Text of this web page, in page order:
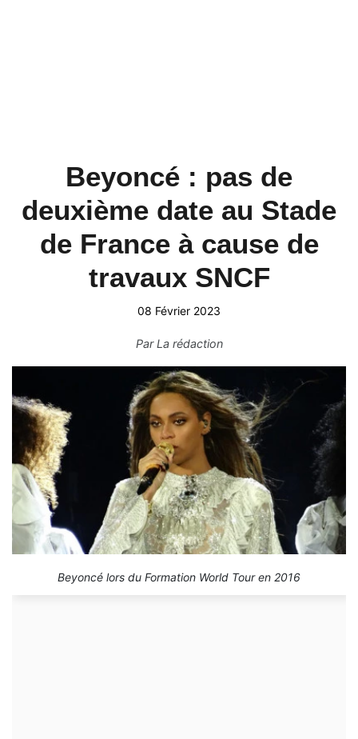
Beyoncé : pas de
deuxième date au Stade
de France à cause de
travaux SNCF
08 Février 2023
ParLa rédaction
Beyoncé lors du Formation World Tour en 2016